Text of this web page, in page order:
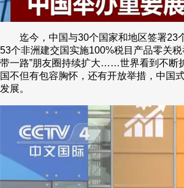
迄今，中国与30个国家和地区签署23
53个非洲建交国实施100%税目产品零关税
带一路”朋友圈持续扩大……世界看到不断
国不但有包容胸怀，还有开放举措，中国
发展。